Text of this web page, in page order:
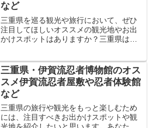
など
三重県を巡る観光や旅行において、ぜひ
注目してほしいオススメの観光地やお出
かけスポットはありますか？三重県は美
むことができます。また、ナガシマスパ
ーランドや志摩スペイン村...
三重県・伊賀流忍者博物館のオス
スメ伊賀流忍者屋敷や忍者体験館
など
三重県の旅行や観光をもっと楽しむため
には、注目すべきお出かけスポットや観